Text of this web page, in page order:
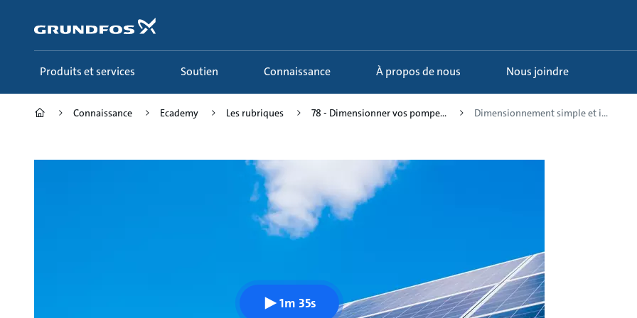
principal
Produits et services Soutien Connaissance À propos de nous Nous joindre
Connaissance Ecademy Les rubriques 78 - Dimensionner vos pompe... Dimensionnement simple et i...
1m 35s